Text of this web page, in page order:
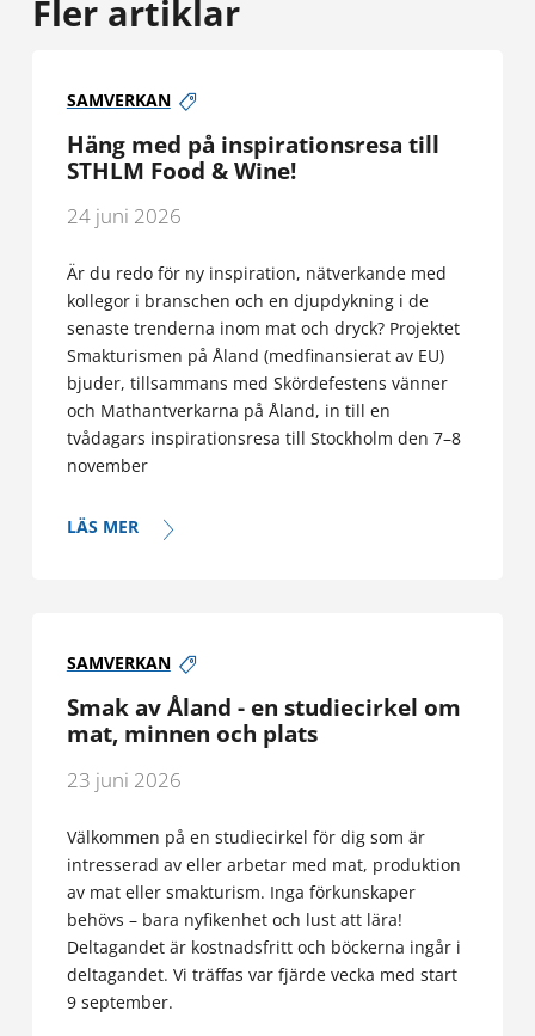
Fler artiklar
SAMVERKAN
Häng med på inspirationsresa till
STHLM Food & Wine!
24 juni 2026
Är du redo för ny inspiration, nätverkande med
kollegor i branschen och en djupdykning i de
senaste trenderna inom mat och dryck? Projektet
Smakturismen på Åland (medfinansierat av EU)
bjuder, tillsammans med Skördefestens vänner
och Mathantverkarna på Åland, in till en
tvådagars inspirationsresa till Stockholm den 7–8
november
LÄS MER
SAMVERKAN
Smak av Åland - en studiecirkel om
mat, minnen och plats
23 juni 2026
Välkommen på en studiecirkel för dig som är
intresserad av eller arbetar med mat, produktion
av mat eller smakturism. Inga förkunskaper
behövs – bara nyfikenhet och lust att lära!
Deltagandet är kostnadsfritt och böckerna ingår i
deltagandet. Vi träffas var fjärde vecka med start
9 september.